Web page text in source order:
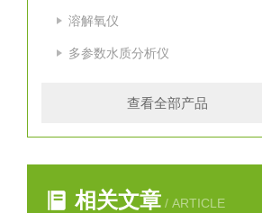
溶解氧仪
多参数水质分析仪
查看全部产品
相关文章 / ARTICLE